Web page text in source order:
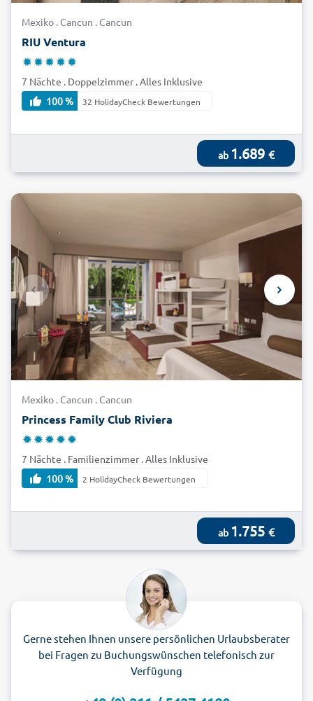
Mexiko . Cancun . Cancun
RIU Ventura
7 Nächte . Doppelzimmer . Alles Inklusive
100 %
32 HolidayCheck Bewertungen
ab 1.689 €
Mexiko . Cancun . Cancun
Princess Family Club Riviera
7 Nächte . Familienzimmer . Alles Inklusive
100 %
2 HolidayCheck Bewertungen
ab 1.755 €
Gerne stehen Ihnen unsere persönlichen Urlaubsberater
bei Fragen zu Buchungswünschen telefonisch zur
Verfügung